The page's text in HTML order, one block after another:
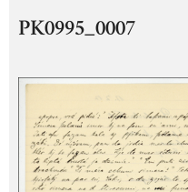
PK0995_0007